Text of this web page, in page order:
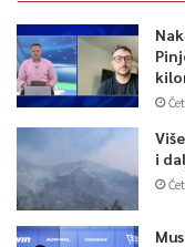
i